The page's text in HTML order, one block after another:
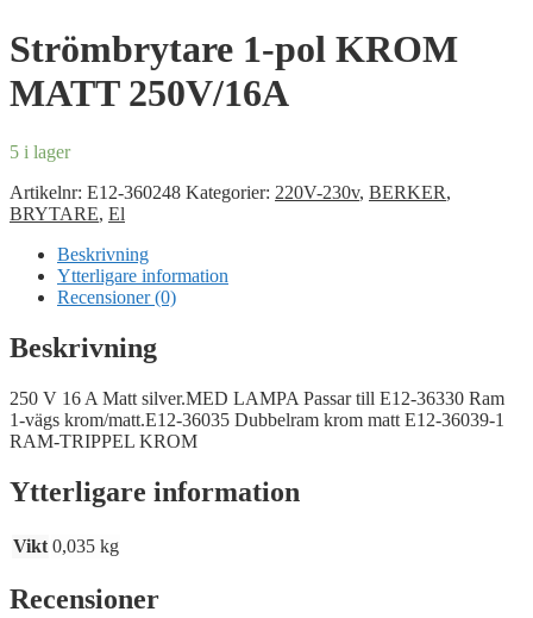
Strömbrytare 1-pol KROM
MATT 250V/16A
5 i lager
Artikelnr: E12-360248 Kategorier: 220V-230v, BERKER,
BRYTARE, El
Beskrivning
Ytterligare information
Recensioner (0)
Beskrivning
250 V 16 A Matt silver.MED LAMPA Passar till E12-36330 Ram
1-vägs krom/matt.E12-36035 Dubbelram krom matt E12-36039-1
RAM-TRIPPEL KROM
Ytterligare information
Vikt 0,035 kg
Recensioner